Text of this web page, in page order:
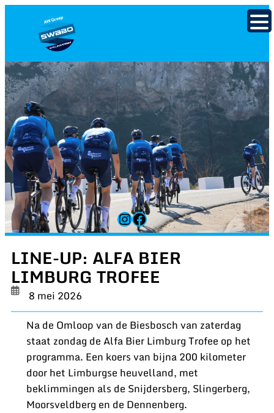
inhoud
Instagram
Facebook
LINE-UP: ALFA BIER
LIMBURG TROFEE
8 mei 2026
Na de Omloop van de Biesbosch van zaterdag
staat zondag de Alfa Bier Limburg Trofee op het
programma. Een koers van bijna 200 kilometer
door het Limburgse heuvelland, met
beklimmingen als de Snijdersberg, Slingerberg,
Moorsveldberg en de Dennenberg.